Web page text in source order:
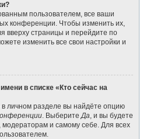
пользователем, все ваши
конференции. Чтобы изменить их,
вверху страницы и перейдите по
изменить все свои настройки и
в списке «Кто сейчас на
личном разделе вы найдёте опцию
. ВыберитеДа, и вы будете
и самому себе. Для всех